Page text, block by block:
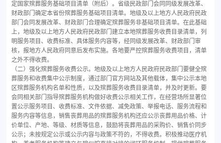
定国家殡葬服务基础项目清单（附后）。省级民政部门会同同级发展改革、
财政部门确定本省份殡葬服务基础项目清单。地级及以上地方人民政府民政
部门会同发展改革、财政部门合理确定殡葬服务非基础项目清单。在此基础
上，地级及以上地方人民政府民政部门建立本地殡葬服务收费目录清单，列
明服务项目、收费标准、具体服务内容等，经同级发展改革、财政部门审
核，报地方人民政府同意后发布实施。各地要严控殡葬服务收费项目，清单
之外不得收费。
（二）强化殡葬服务收费公示。地级及以上地方人民政府民政部门要健全殡
葬服务和收费集中公示制度，通过部门官方网站及其他载体，集中公示本地
区殡葬服务机构名单和性质，以及殡葬服务收费目录清单，并及时更新。要
会同相关部门指导殡葬服务机构做好收费公示相关工作，在经营场所显著位
置公示服务项目、收费标准、文件依据、减免政策、举报电话、服务流程和
服务内容等信息，销售丧葬用品的殡葬服务机构还应公示丧葬用品价格、计
价单位、产地、等级、材质等信息，鼓励将丧葬用品的采购价、销售价同步
公示；未按规定公示或公示内容与政策不符的，不得收费。积极推动医疗机